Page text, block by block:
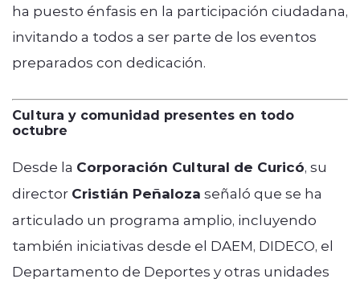
ha puesto énfasis en la participación ciudadana,
invitando a todos a ser parte de los eventos
preparados con dedicación.
Cultura y comunidad presentes en todo
octubre
Desde la Corporación Cultural de Curicó, su
director Cristián Peñaloza señaló que se ha
articulado un programa amplio, incluyendo
también iniciativas desde el DAEM, DIDECO, el
Departamento de Deportes y otras unidades